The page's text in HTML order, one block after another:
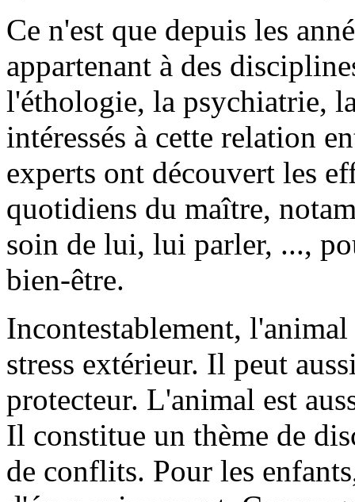
Ce n'est que depuis les
appartenant à des
l'éthologie, la psychiatrie,
intéressés à cette relation
experts ont découvert les
quotidiens du maître,
soin de lui, lui parler, ...,
bien-être.
Incontestablement,
stress extérieur. Il peut
protecteur. L'animal est
Il constitue un thème de
de conflits. Pour les